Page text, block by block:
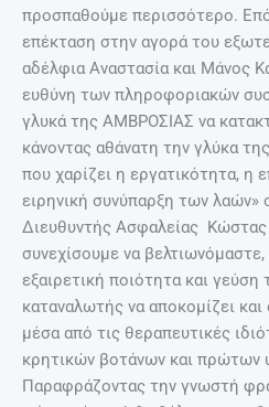
προσπαθούμε περισσότερο.
επέκταση στην αγορά του
αδέλφια Αναστασία και Μάνος
ευθύνη των πληροφοριακών
γλυκά της ΑΜΒΡΟΣΙΑΣ να
κάνοντας αθάνατη την γλύκα
που χαρίζει η εργατικότητα, η
ειρηνική συνύπαρξη των λαών»
Διευθυντής Ασφαλείας
συνεχίσουμε να
εξαιρετική ποιότητα και
καταναλωτής να αποκομίζει
μέσα από τις θεραπευτικές
κρητικών βοτάνων και πρώτων
Παραφράζοντας την γνωστή